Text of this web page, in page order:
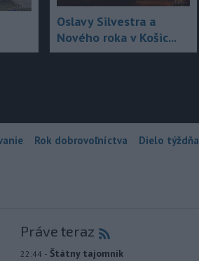
Oslavy Silvestra a
Nového roka v Košic...
Rok dobrovoľníctva Dielo týždňa
Práve teraz
22:44 - Štátny tajomník